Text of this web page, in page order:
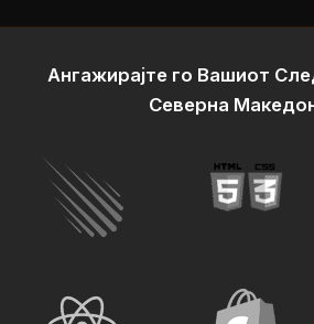
Ангажирајте го Вашиот
Северна